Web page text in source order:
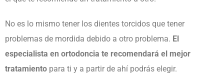
No es lo mismo tener los dientes torcidos que tener
problemas de mordida debido a otro problema. El
especialista en ortodoncia te recomendará el mejor
tratamiento para ti y a partir de ahí podrás elegir.